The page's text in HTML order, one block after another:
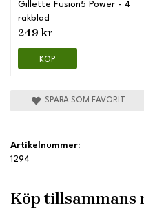
Gillette Fusion5 Power - 4
rakblad
249 kr
KÖP
SPARA SOM FAVORIT
Artikelnummer:
1294
Köp tillsammans